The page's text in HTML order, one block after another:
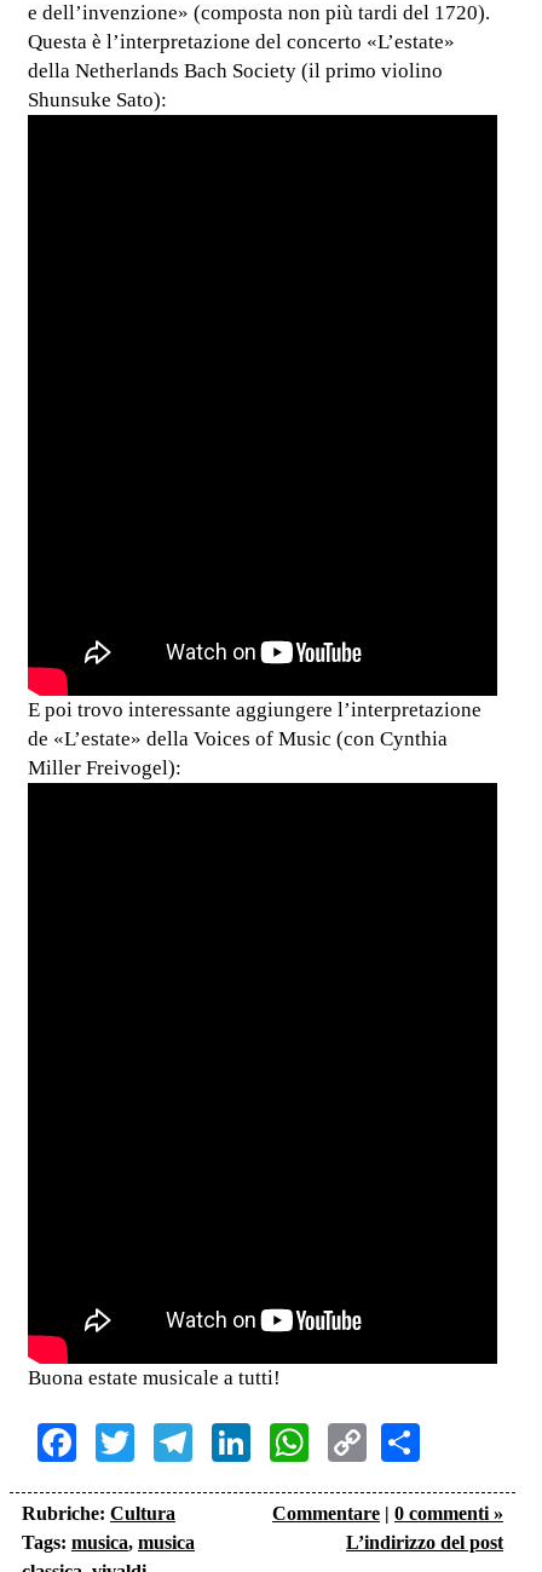
e dell’invenzione» (composta non più tardi del 1720).
Questa è l’interpretazione del concerto «L’estate»
della Netherlands Bach Society (il primo violino
Shunsuke Sato):
E poi trovo interessante aggiungere l’interpretazione
de «L’estate» della Voices of Music (con Cynthia
Miller Freivogel):
Buona estate musicale a tutti!
Facebook
TwitterTelegram
LinkedInWhatsApp
Copy
Link
Rubriche: Cultura
Tags: musica, musica
Commentare | 0 commenti »
L’indirizzo del post